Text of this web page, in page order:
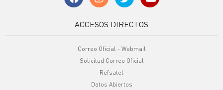
ACCESOS DIRECTOS
Correo Oficial - Webmail
Solicitud Correo Oficial
Refsatel
Datos Abiertos